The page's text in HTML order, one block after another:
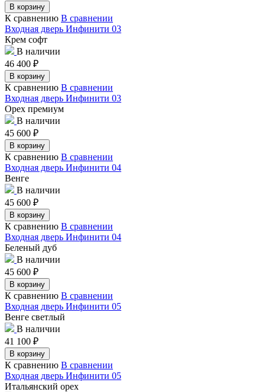
В корзину
К сравнению В сравнении
Входная дверь Инфинити 03
Крем софт
В наличии
46 400 ₽
В корзину
К сравнению В сравнении
Входная дверь Инфинити 03
Орех премиум
В наличии
45 600 ₽
В корзину
К сравнению В сравнении
Входная дверь Инфинити 04
Венге
В наличии
45 600 ₽
В корзину
К сравнению В сравнении
Входная дверь Инфинити 04
Беленый дуб
В наличии
45 600 ₽
В корзину
К сравнению В сравнении
Входная дверь Инфинити 05
Венге светлый
В наличии
41 100 ₽
В корзину
К сравнению В сравнении
Входная дверь Инфинити 05
Итальянский орех